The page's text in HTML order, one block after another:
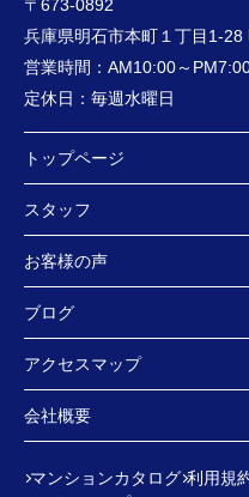
〒673-0892
兵庫県明石市本町１丁目1-28
営業時間： AM10:00～
定休日： 毎週水曜日
トップページ
スタッフ
お客様の声
ブログ
アクセスマップ
会社概要
マンションカタログ 利用規